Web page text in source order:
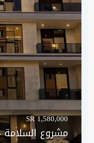
SR 1,580,000
مشروع السلامة 274